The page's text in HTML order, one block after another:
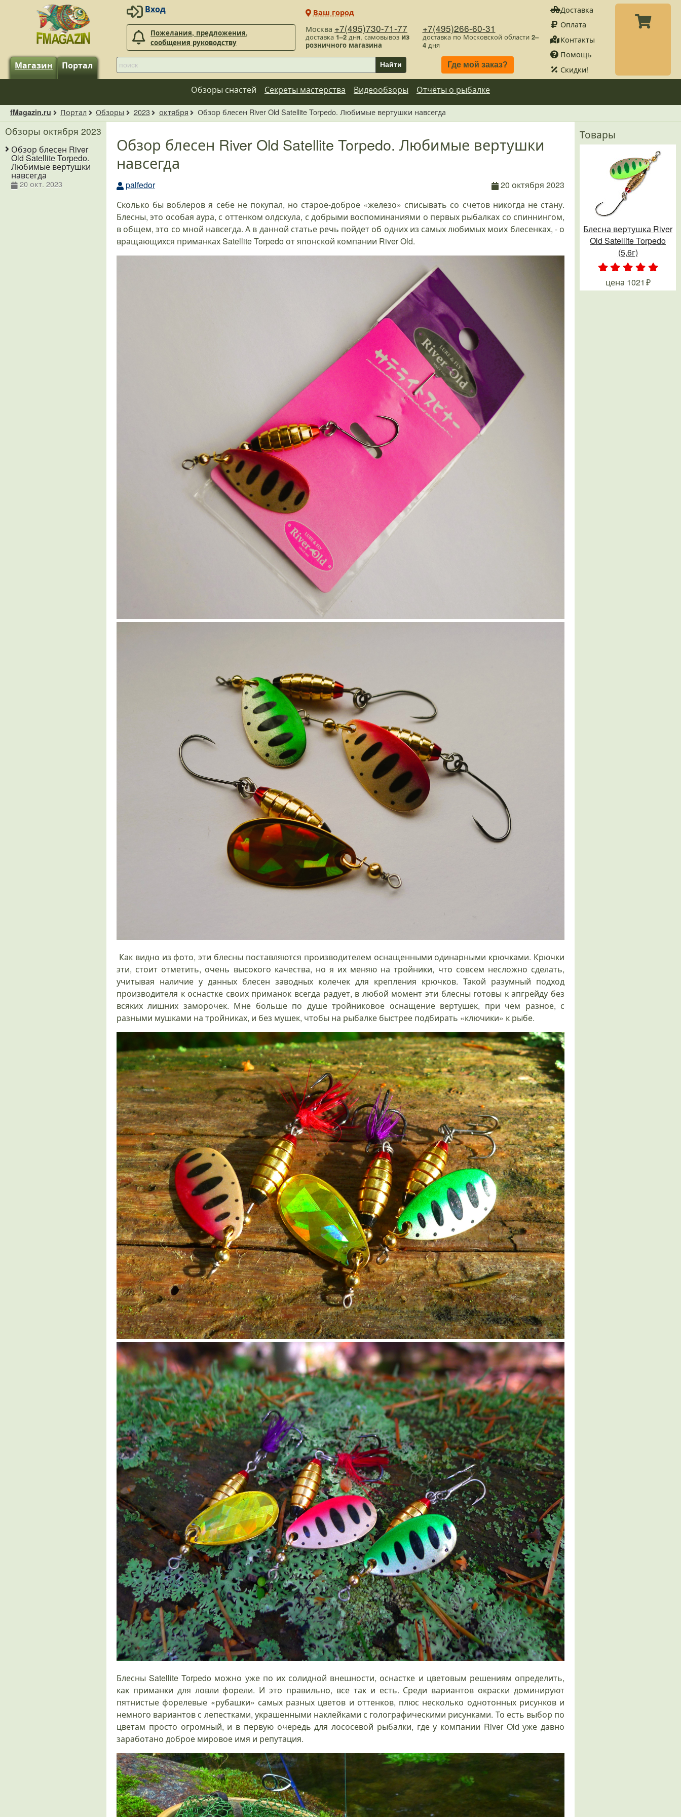
Вход
Пожелания, предложения,
сообщения руководству
Доставка
Оплата
Контакты
Помощь
Скидки!
Москва +7(495)730-71-77
доставка 1–2дня, самовывоз из
розничного магазина
+7(495)266-60-31
доставка по Московской области 2–
4дня
Ваш город
Где мой заказ?
Магазин Портал Найти
Обзоры снастей Секреты мастерства Видеообзоры Отчёты о рыбалке
fMagazin.ru Портал Обзоры 2023 октября Обзор блесен River Old Satellite Torpedo. Любимые вертушки навсегда
Обзор блесен River Old Satellite Torpedo. Любимые вертушки
навсегда
palfedor
20 октября 2023
Сколько бы воблеров я себе не покупал, но старое-доброе «железо» списывать со счетов никогда не стану.
Блесны, это особая аура, с оттенком олдскула, с добрыми воспоминаниями о первых рыбалках со спиннингом,
в общем, это со мной навсегда. А в данной статье речь пойдет об одних из самых любимых моих блесенках, - о
вращающихся приманках Satellite Torpedo от японской компании River Old.
Как видно из фото, эти блесны поставляются производителем оснащенными одинарными крючками. Крючки
эти, стоит отметить, очень высокого качества, но я их меняю на тройники, что совсем несложно сделать,
учитывая наличие у данных блесен заводных колечек для крепления крючков. Такой разумный подход
производителя к оснастке своих приманок всегда радует, в любой момент эти блесны готовы к апгрейду без
всяких лишних заморочек. Мне больше по душе тройниковое оснащение вертушек, при чем разное, с
разными мушками на тройниках, и без мушек, чтобы на рыбалке быстрее подбирать «ключики» к рыбе.
Блесны Satellite Torpedo можно уже по их солидной внешности, оснастке и цветовым решениям определить,
как приманки для ловли форели. И это правильно, все так и есть. Среди вариантов окраски доминируют
пятнистые форелевые «рубашки» самых разных цветов и оттенков, плюс несколько однотонных рисунков и
немного вариантов с лепестками, украшенными наклейками с голографическими рисунками. То есть выбор по
цветам просто огромный, и в первую очередь для лососевой рыбалки, где у компании River Old уже давно
заработано доброе мировое имя и репутация.
Обзоры октября 2023
Обзор блесен River
Old Satellite Torpedo.
Любимые вертушки
навсегда
20 окт. 2023
Товары
Блесна вертушка River
Old Satellite Torpedo
(5,6г)
. . .
цена 1021